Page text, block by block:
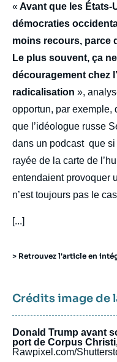
«Avant que les États-
démocraties
moins recours, parce
Le plus souvent, ça
découragement chez
radicalisation »,
opportun, par exemple,
que l’idéologue russe
dans un podcast que si
rayée de la carte de
entendaient provoquer
n’est toujours pas le
[...]
> Retrouvez l'article en
Crédits image de
Donald Trump avant
port de Corpus
Rawpixel.com/